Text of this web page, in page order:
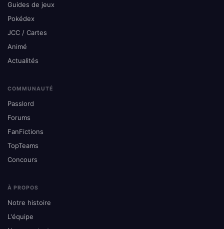
Guides de jeux
Pokédex
JCC / Cartes
Animé
Actualités
COMMUNAUTÉ
Passlord
Forums
FanFictions
TopTeams
Concours
À PROPOS
Notre histoire
L'équipe